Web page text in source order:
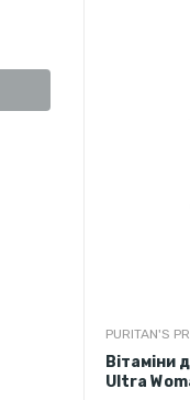
PURITAN'S
Вітаміни
Ultra